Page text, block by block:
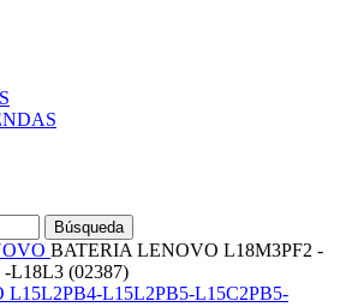
Búsqueda
BATERIA LENOVO L18M3PF2 -
L18L3 (02387)